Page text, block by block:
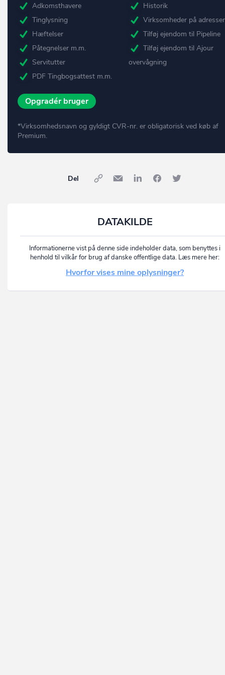
Adkomsthavere
Tinglysning
Hæftelser
Påtegnelser m.m.
Servitutter
PDF Tingbogsattest m.m.
Historik
Virksomheder på
Tilføj ejendom til Pipeline
Tilføj ejendom til Ajour
overvågning
Opgradér bruger
*Virksomhedsnavn og gyldigt CVR-nr. er obligatorisk ved køb af
Premium.
Del
DATAKILDE
Informationerne vist på denne side indeholder data, som benyttes i
henhold til vilkår for brug af danske offentlige data. Læs mere her:
Hvorfor vises mine oplysninger?